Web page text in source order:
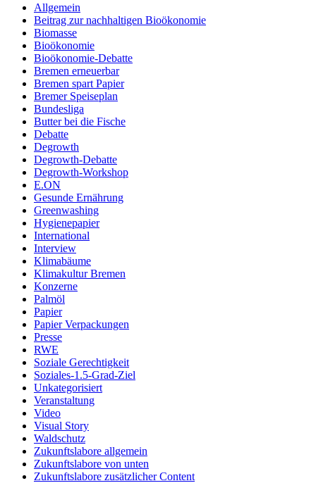
Allgemein
Beitrag zur nachhaltigen Bioökonomie
Biomasse
Bioökonomie
Bioökonomie-Debatte
Bremen erneuerbar
Bremen spart Papier
Bremer Speiseplan
Bundesliga
Butter bei die Fische
Debatte
Degrowth
Degrowth-Debatte
Degrowth-Workshop
E.ON
Gesunde Ernährung
Greenwashing
Hygienepapier
International
Interview
Klimabäume
Klimakultur Bremen
Konzerne
Palmöl
Papier
Papier Verpackungen
Presse
RWE
Soziale Gerechtigkeit
Soziales-1.5-Grad-Ziel
Unkategorisiert
Veranstaltung
Video
Visual Story
Waldschutz
Zukunftslabore allgemein
Zukunftslabore von unten
Zukunftslabore zusätzlicher Content